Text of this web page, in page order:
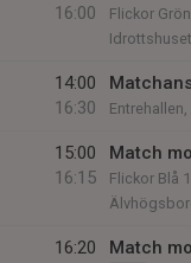
16:00
Flickor
14:00
16:30
15:00
16:15
Match
Flickor Blå
16:20
Match